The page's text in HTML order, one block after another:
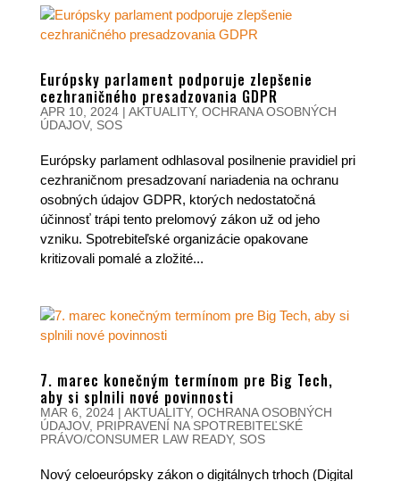
Európsky parlament podporuje zlepšenie
cezhraničného presadzovania GDPR
APR 10, 2024| AKTUALITY, OCHRANA OSOBNÝCH
ÚDAJOV, SOS
Európsky parlament odhlasoval posilnenie pravidiel pri
cezhraničnom presadzovaní nariadenia na ochranu
osobných údajov GDPR, ktorých nedostatočná
účinnosť trápi tento prelomový zákon už od jeho
vzniku. Spotrebiteľské organizácie opakovane
kritizovali pomalé a zložité...
7. marec konečným termínom pre Big Tech,
aby si splnili nové povinnosti
MAR 6, 2024| AKTUALITY, OCHRANA OSOBNÝCH
ÚDAJOV, PRIPRAVENÍ NA SPOTREBITEĽSKÉ
PRÁVO/CONSUMER LAW READY, SOS
Nový celoeurópsky zákon o digitálnych trhoch (Digital